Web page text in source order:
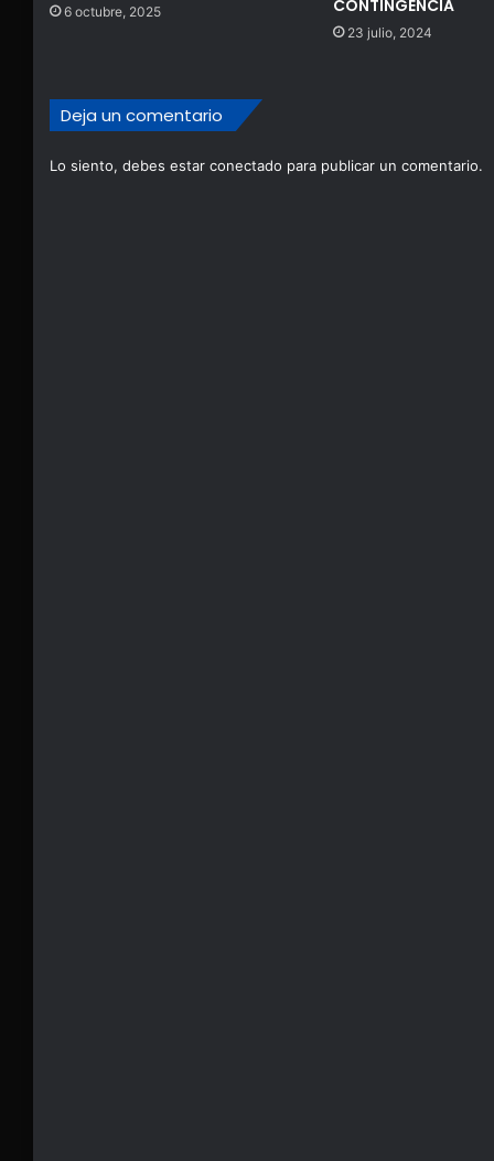
6 octubre, 2025 CONTINGENCIA
23 julio, 2024
Deja un comentario
Lo siento, debes estar conectado para publicar un comentario.